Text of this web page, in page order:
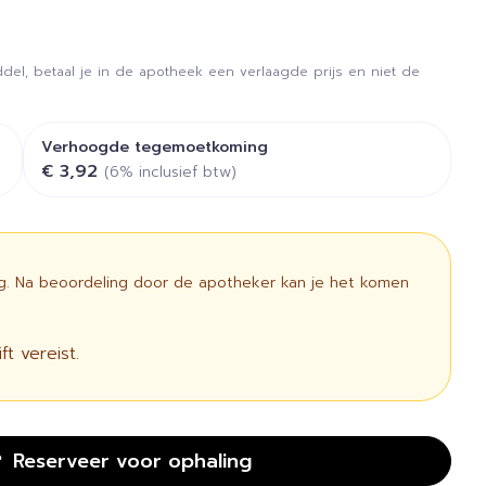
betaal je in de apotheek een verlaagde prijs en niet de
Verhoogde tegemoetkoming
€ 3,92 (6% inclusief btw)
Na beoordeling door de apotheker kan je het komen
vereist.
Reserveer voor ophaling